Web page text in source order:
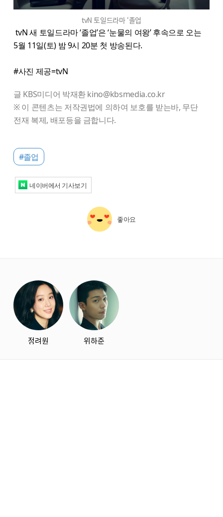
tvN 토일드라마 ‘졸업
tvN 새 토일드라마 ‘졸업’은 ‘눈물의 여왕’ 후속으로 오는
5월 11일(토) 밤 9시 20분 첫 방송된다.
#사진 제공=tvN
글 KBS미디어 박재환 kino@kbsmedia.co.kr
※ 이 콘텐츠는 저작권법에 의하여 보호를 받는바, 무단
전재 복제, 배포등을 금합니다.
#졸업
네이버에서 기사보기
좋아요
정려원 위하준